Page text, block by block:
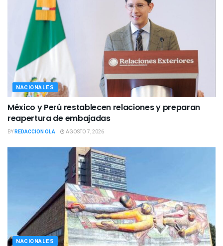
NACIONALES
México y Perú restablecen relaciones y preparan
reapertura de embajadas
BYREDACCION OLA AGOSTO 7, 2026
NACIONALES